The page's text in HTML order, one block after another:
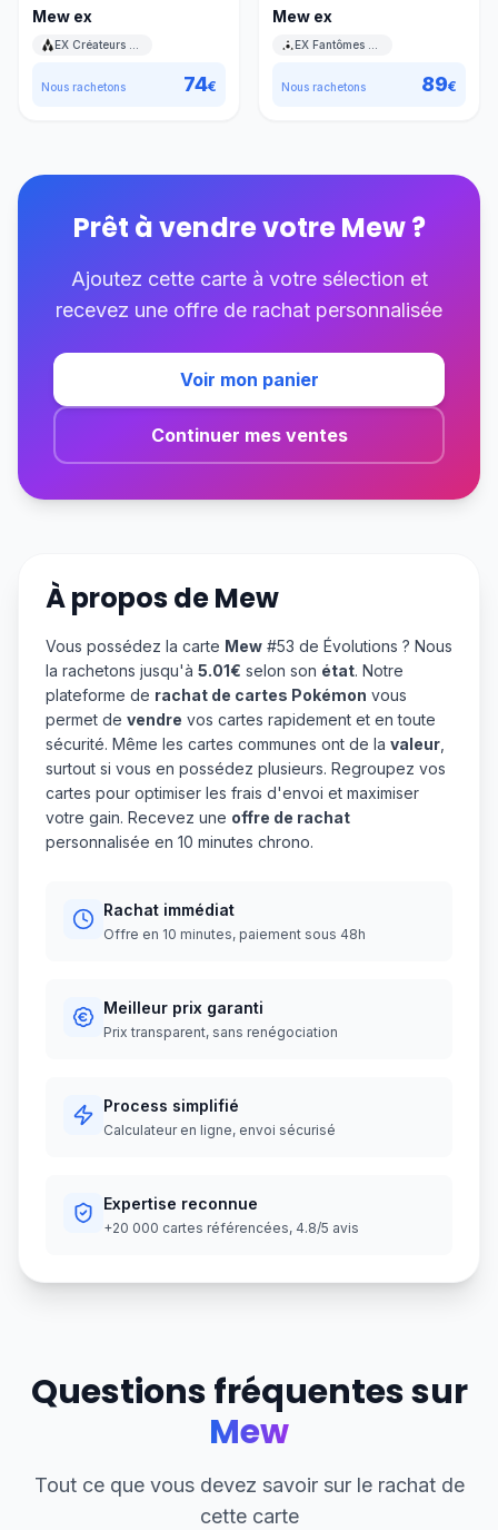
Mew ex
Nous rachetons 74€
Mew ex
Nous rachetons 89€
Prêt à vendre votreMew?
Ajoutez cette carte à votre sélection et
recevez une offre de rachat personnalisée
Voir mon panier
Continuer mes ventes
À propos deMew
Vous possédez la carte Mew #53 de Évolutions ? Nous
la rachetons jusqu'à 5.01€ selon son état. Notre
plateforme de rachat de cartes Pokémon vous
permet de vendre vos cartes rapidement et en toute
sécurité. Même les cartes communes ont de la valeur
surtout si vous en possédez plusieurs. Regroupez vos
cartes pour optimiser les frais d'envoi et maximiser
votre gain. Recevez une offre de rachat
personnalisée en 10 minutes chrono.
Rachat immédiat
Offre en 10 minutes, paiement sous 48h
Meilleur prix garanti
Prix transparent, sans renégociation
Process simplifié
Calculateur en ligne, envoi sécurisé
Expertise reconnue
+20 000 cartes référencées, 4.8/5 avis
Questions fréquentes sur
Mew
Tout ce que vous devez savoir sur le rachat de
cette carte